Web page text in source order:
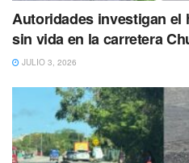
Autoridades investigan el
sin vida en la carretera
JULIO 3, 2026